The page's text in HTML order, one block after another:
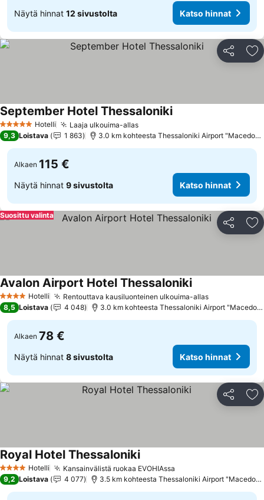
Näytä hinnat 12 sivustolta Katso hinnat
Jaa
5 Tähtiluokitus
Hotelli Laaja ulkouima-allasKatso hinnat
September Hotel ThessalonikiKatso hinnat
9,3 Loistava 1 863 3.0 km kohteesta Thessaloniki Airport
Alkaen 115 €
Näytä hinnat 9 sivustolta Katso hinnat
Jaa
Suosittu valinta
4 Tähtiluokitus
Hotelli Rentouttava kausiluonteinen ulkouima-allasKatso hinnat
Avalon Airport Hotel ThessalonikiKatso hinnat
8,5 Loistava 4 048 3.0 km kohteesta Thessaloniki Airport
Alkaen 78 €
Näytä hinnat 8 sivustolta Katso hinnat
Jaa
4 Tähtiluokitus
Hotelli Kansainvälistä ruokaa EVOHIAssa
Royal Hotel ThessalonikiKatso hinnat
9,2 Loistava 4 077 3.5 km kohteesta Thessaloniki Airport